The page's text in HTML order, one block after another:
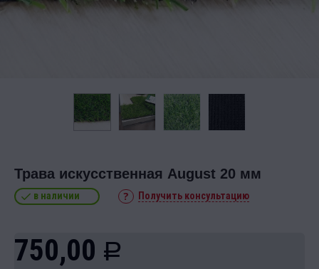
Трава искусственная August 20 мм
в наличии Получить консультацию
750,00 Р